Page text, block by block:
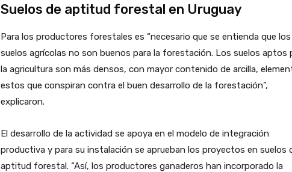
Suelos de aptitud forestal en Uruguay
Para los productores forestales es “necesario que se entienda que los
suelos agrícolas no son buenos para la forestación. Los suelos aptos
la agricultura son más densos, con mayor contenido de arcilla,
estos que conspiran contra el buen desarrollo de la forestación”,
explicaron.
El desarrollo de la actividad se apoya en el modelo de integración
productiva y para su instalación se aprueban los proyectos en suelos
aptitud forestal. “Así, los productores ganaderos han incorporado la